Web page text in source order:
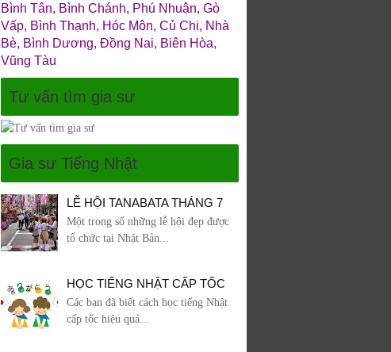
Bình Tân, Bình Chánh, Phú Nhuận, Gò
Vấp, Bình Thạnh, Hóc Môn, Củ Chi, Nhà
Bè, Bình Dương, Đồng Nai, Biên Hòa,
Vũng Tàu
Tư vấn tìm gia sư
Gia sư Tiếng Nhật
LỄ HỘI TANABATA THÁNG 7
Một trong số những lễ hội đẹp được
tổ chức tại Nhật Bản...
HỌC TIẾNG NHẬT CẤP TỐC
Các bạn đã biết cách học tiếng Nhật
cấp tốc hiệu quả...